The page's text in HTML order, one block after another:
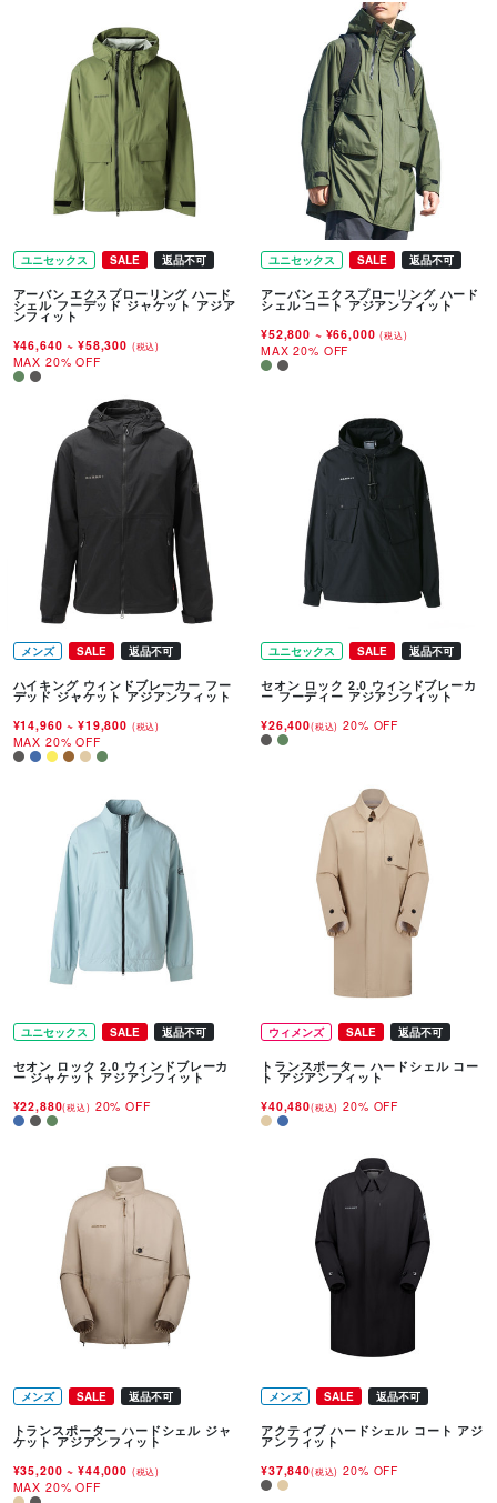
ユニセックス SALE 返品不可
アーバン エクスプローリング ハード
シェル フーデッド ジャケット アジア
ンフィット
¥46,640~ ¥58,300 (税込)
MAX 20% OFF
ユニセックス SALE 返品不可
アーバン エクスプローリング ハード
シェル コート アジアンフィット
¥52,800 ~ ¥66,000(税込)
MAX 20% OFF
メンズ SALE 返品不可
ハイキング ウィンドブレーカー フー
デッド ジャケット アジアンフィット
¥14,960~ ¥19,800 (税込)
MAX 20% OFF
ユニセックス SALE 返品不可
セオン ロック 2.0 ウィンドブレーカ
ー フーディー アジアンフィット
¥26,400(税込) 20% OFF
ユニセックス SALE 返品不可
セオン ロック 2.0 ウィンドブレーカ
ー ジャケット アジアンフィット
¥22,880(税込) 20% OFF
ウィメンズ SALE 返品不可
トランスポーター ハードシェル コー
ト アジアンフィット
¥40,480(税込) 20% OFF
メンズ SALE 返品不可
トランスポーター ハードシェル ジャ
ケット アジアンフィット
¥35,200~ ¥44,000 (税込)
MAX 20% OFF
メンズ SALE 返品不可
アクティブ ハードシェル コート アジ
アンフィット
¥37,840(税込) 20% OFF